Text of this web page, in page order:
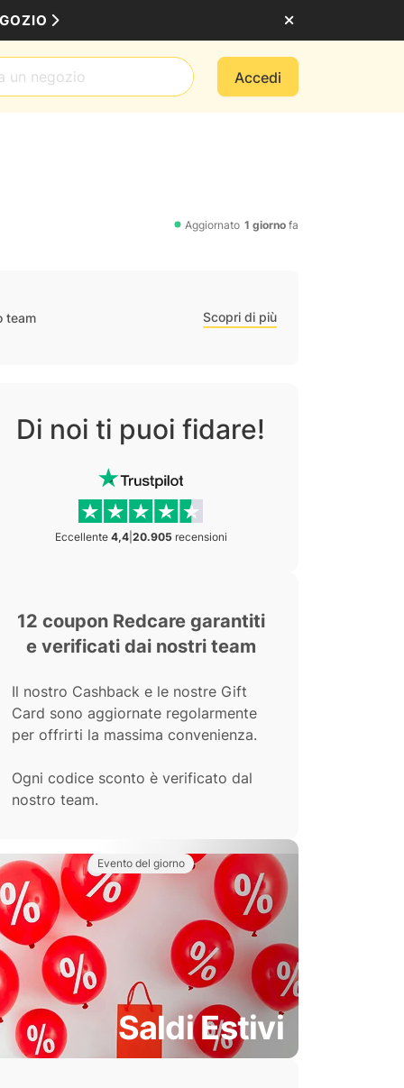
Accedi
Aggiornato 1 giorno fa
team Scopri di più
Di noi ti puoi fidare!
Eccellente 4,4| 20.905 recensioni
12 coupon Redcare garantiti
e verificati dai nostri team
Il nostro Cashback e le nostre Gift
Card sono aggiornate regolarmente
per offrirti la massima convenienza.
Ogni codice sconto è verificato dal
nostro team.
Evento del giorno
Saldi Estivi